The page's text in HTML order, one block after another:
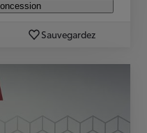
Sauvegardez